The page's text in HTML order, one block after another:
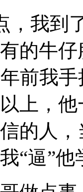
，我到
的牛
年前我
上，
的人
“逼”他